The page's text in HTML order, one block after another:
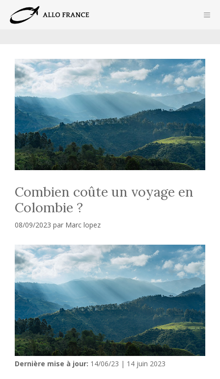
contenu
Combien coûte un voyage en
Colombie ?
08/09/2023 par Marc lopez
Dernière mise à jour: 14/06/23 | 14 juin 2023